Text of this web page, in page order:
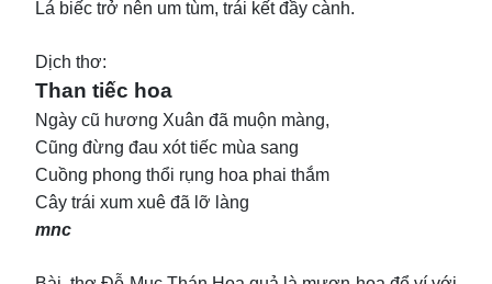
Lá biếc trở nên um tùm, trái kết đầy cành.
Dịch thơ:
Than tiếc hoa
Ngày cũ hương Xuân đã muộn màng,
Cũng đừng đau xót tiếc mùa sang
Cuồng phong thổi rụng hoa phai thắm
Cây trái xum xuê đã lỡ làng
mnc